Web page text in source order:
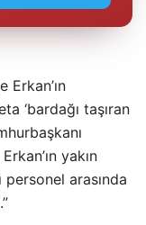
Erkan’ın
‘bardağı taşıran
yakın
arasında